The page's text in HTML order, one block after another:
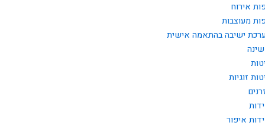
אירוח
מעוצבות
ישיבה בהתאמה אישית
זוגיות
איפור